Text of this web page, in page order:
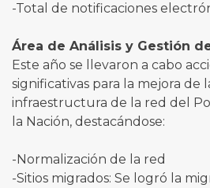
-Total de notificaciones
Área de Análisis y Gestión
Este año se llevaron a cabo
significativas para la mejora de
infraestructura de la red del
la Nación, destacándose:
-Normalización de la red
-Sitios migrados: Se logró la